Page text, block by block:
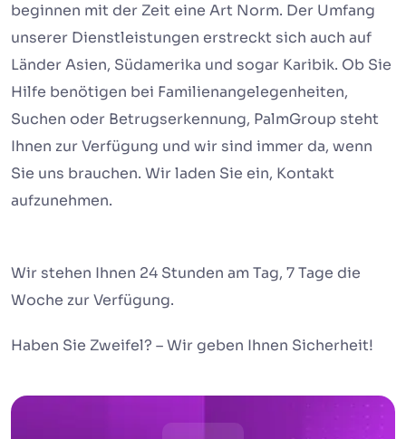
beginnen mit der Zeit eine Art Norm. Der Umfang
unserer Dienstleistungen erstreckt sich auch auf
Länder Asien, Südamerika und sogar Karibik. Ob Sie
Hilfe benötigen bei Familienangelegenheiten,
Suchen oder Betrugserkennung, PalmGroup steht
Ihnen zur Verfügung und wir sind immer da, wenn
Sie uns brauchen. Wir laden Sie ein, Kontakt
aufzunehmen.
Wir stehen Ihnen 24 Stunden am Tag, 7 Tage die
Woche zur Verfügung.
Haben Sie Zweifel? – Wir geben Ihnen Sicherheit!